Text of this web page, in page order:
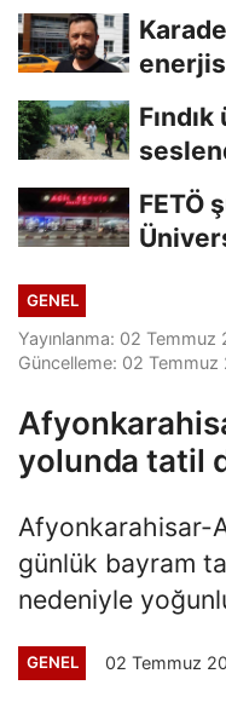
FETÖ
GENEL
Yayınlanma: 02
Güncelleme: 02
yolunda tatil
Afyonkarahisar-
günlük bayram
nedeniyle
GENEL 02 Temmuz